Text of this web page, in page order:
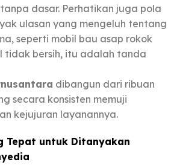
dasar. Perhatikan juga pola
ulasan yang mengeluh tentang
seperti mobil bau asap rokok
tidak bersih, itu adalah tanda
dibangun dari ribuan
secara konsisten memuji
kejujuran layanannya.
Tepat untuk Ditanyakan